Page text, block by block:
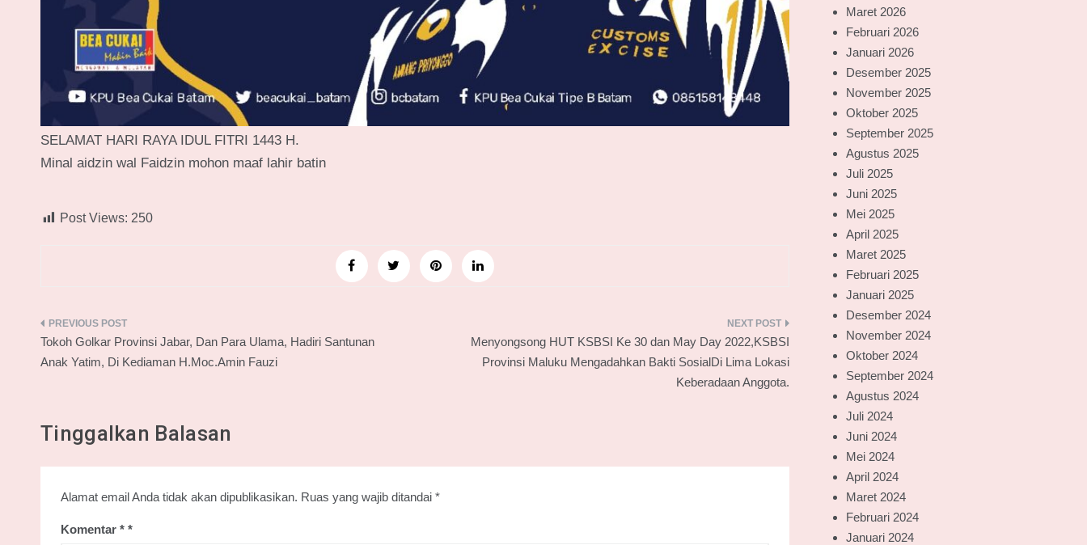
SELAMAT HARI RAYA IDUL FITRI 1443 H.
Minal aidzin wal Faidzin mohon maaf lahir batin
Post Views: 250
Navigasi
pos
Tokoh Golkar Provinsi Jabar, Dan Para Ulama, Hadiri Santunan
Anak Yatim, Di Kediaman H.Moc.Amin Fauzi
Menyongsong HUT KSBSI Ke 30 dan May Day 2022,KSBSI
Provinsi Maluku Mengadahkan Bakti SosialDi Lima Lokasi
Keberadaan Anggota.
Tinggalkan Balasan
Alamat email Anda tidak akan dipublikasikan. Ruas yang wajib ditandai *
Komentar *
Maret 2026
Februari 2026
Januari 2026
Desember 2025
November 2025
Oktober 2025
September 2025
Agustus 2025
Juli 2025
Juni 2025
Mei 2025
April 2025
Maret 2025
Februari 2025
Januari 2025
Desember 2024
November 2024
Oktober 2024
September 2024
Agustus 2024
Juli 2024
Juni 2024
Mei 2024
April 2024
Maret 2024
Februari 2024
Januari 2024